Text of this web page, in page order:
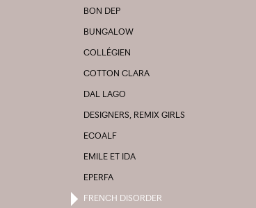
BON DEP
BUNGALOW
COLLÉGIEN
COTTON CLARA
DAL LAGO
DESIGNERS, REMIX GIRLS
ECOALF
EMILE ET IDA
EPERFA
FRENCH DISORDER